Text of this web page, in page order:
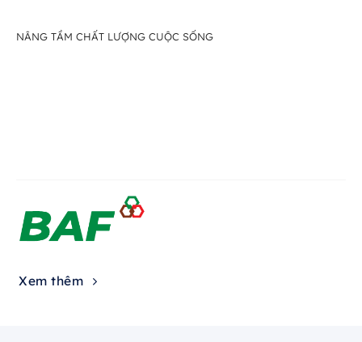
NÂNG TẦM CHẤT LƯỢNG CUỘC SỐNG
Xem thêm